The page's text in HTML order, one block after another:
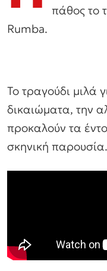
πάθος το
Rumba.
To τραγούδι μιλά
δικαιώματα, την
προκαλούν τα
σκηνική παρουσία.